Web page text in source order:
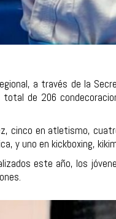
a través de la
de 206
cinco en atletismo,
y uno en kickboxing,
este año, los